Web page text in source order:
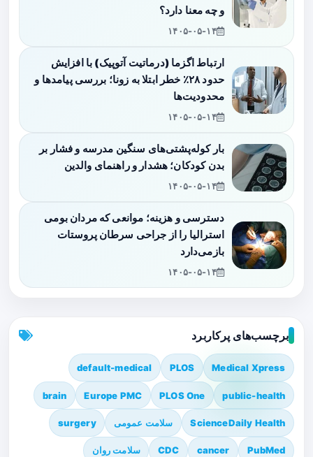
و چه معنا دارد؟
۱۴۰۵-۰۵-۱۴
ارتباط اگزما (درماتیت آتوپیک) با افزایش
حدود ۲۸٪ خطر ابتلا به زونا؛ بررسی پیامدها و
محدودیت‌ها
۱۴۰۵-۰۵-۱۴
بار کوله‌پشتی‌های سنگین مدرسه و فشار بر
بدن کودکان؛ هشدار و راهنمای والدین
۱۴۰۵-۰۵-۱۴
دسترسی و هزینه؛ موانعی که مردان بومی
استرالیا را از جراحی سرطان پروستات
بازمی‌دارد
۱۴۰۵-۰۵-۱۴
برچسب‌های پرکاربرد
Medical Xpress
PLOS
default-medical
public-health
PLOS One
Europe PMC
brain
ScienceDaily Health سلامت عمومی surgery
PubMed
cancer
CDC سلامت روان